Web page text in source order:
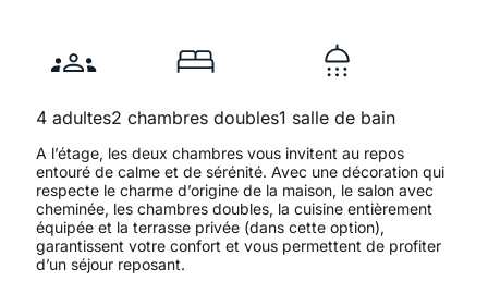
4 adultes2 chambres doubles1 salle de bain
A l’étage, les deux chambres vous invitent au repos
entouré de calme et de sérénité. Avec une décoration qui
respecte le charme d’origine de la maison, le salon avec
cheminée, les chambres doubles, la cuisine entièrement
équipée et la terrasse privée (dans cette option),
garantissent votre confort et vous permettent de profiter
d’un séjour reposant.